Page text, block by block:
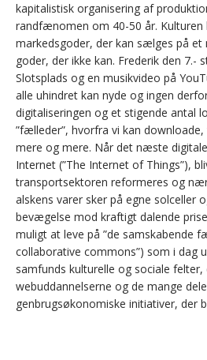
kapitalistisk organisering af
randfænomen om 40-50 år. Kulturen
markedsgoder, der kan sælges på et
goder, der ikke kan. Frederik den 7.-
Slotsplads og en musikvideo på
alle uhindret kan nyde og ingen
digitaliseringen og et stigende antal
”fælleder”, hvorfra vi kan
mere og mere. Når det næste
Internet (”The Internet of Things”),
transportsektoren reformeres og
alskens varer sker på egne solceller
bevægelse mod kraftigt dalende
muligt at leve på ”de samskabende
collaborative commons”) som i dag
samfunds kulturelle og sociale felter,
webuddannelserne og de mange
genbrugsøkonomiske initiativer, der